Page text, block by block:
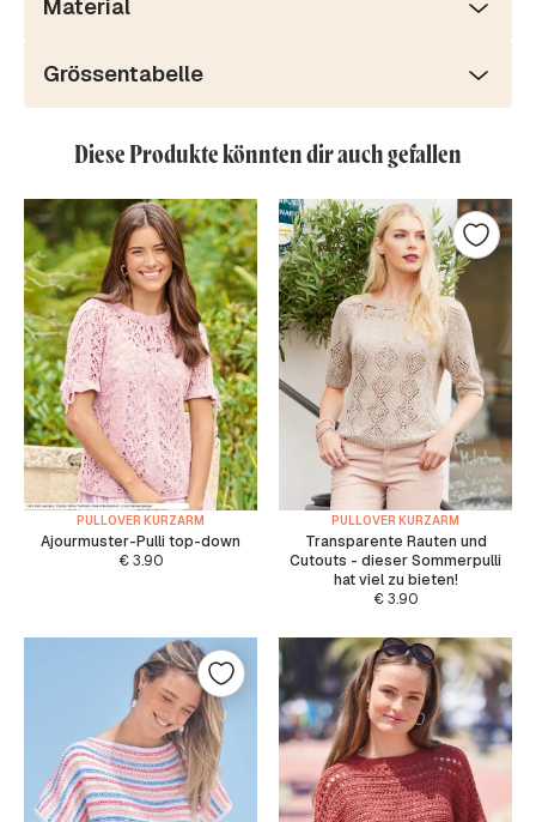
Material
Grössentabelle
Diese Produkte könnten dir auch gefallen
PULLOVER KURZARM
Ajourmuster-Pulli top-down
€3.90
PULLOVER KURZARM
Transparente Rauten und
Cutouts - dieser Sommerpulli
hat viel zu bieten!
€3.90